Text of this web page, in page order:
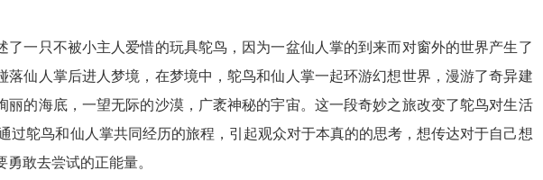
了一只不被小主人爱惜的玩具鸵鸟，因为一盆仙人掌的到来而对窗外的世界产生了
落仙人掌后进人梦境，在梦境中，鸵鸟和仙人掌一起环游幻想世界，漫游了奇异建
丽的海底，一望无际的沙漠，广袤神秘的宇宙。这一段奇妙之旅改变了鸵鸟对生活
过鸵鸟和仙人掌共同经历的旅程，引起观众对于本真的的思考，想传达对于自己想
敢去尝试的正能量。